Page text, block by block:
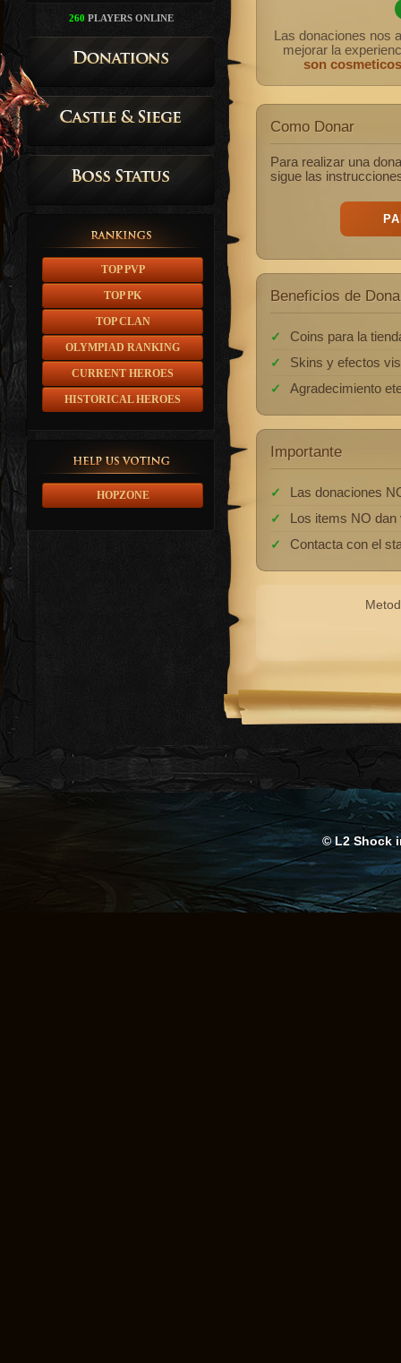
260 PLAYERS ONLINE
TOP PVP
TOP PK
TOP CLAN
OLYMPIAD RANKING
CURRENT HEROES
HISTORICAL HEROES
HOPZONE
Las donaciones nos
mejorar la
son
Como Donar
Para realizar una
sigue las
Beneficios de
Coins para la
Skins y efectos
Agradecimiento
Importante
Las donaciones
Los items NO
Contacta con el
© L2 Shock